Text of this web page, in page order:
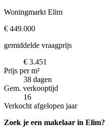
Woningmarkt Elim
€ 449.000
gemiddelde vraagprijs
€ 3.451
Prijs per m²
38 dagen
Gem. verkooptijd
16
Verkocht afgelopen jaar
Zoek je een makelaar in Elim?